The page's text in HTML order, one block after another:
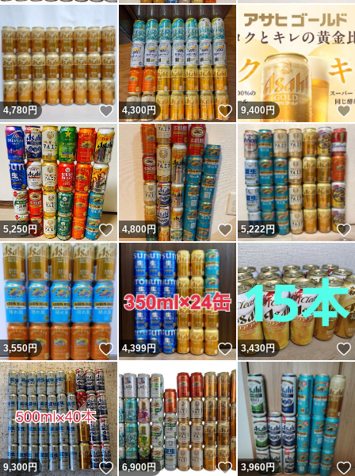
4,780円 いいね！
4,300円 いいね！
9,400円
5,250円 いいね！
4,800円 いいね！
5,222円
3,550円 いいね！
4,399円 いいね！
3,430円
9,300円 いいね！
6,900円 いいね！
3,960円